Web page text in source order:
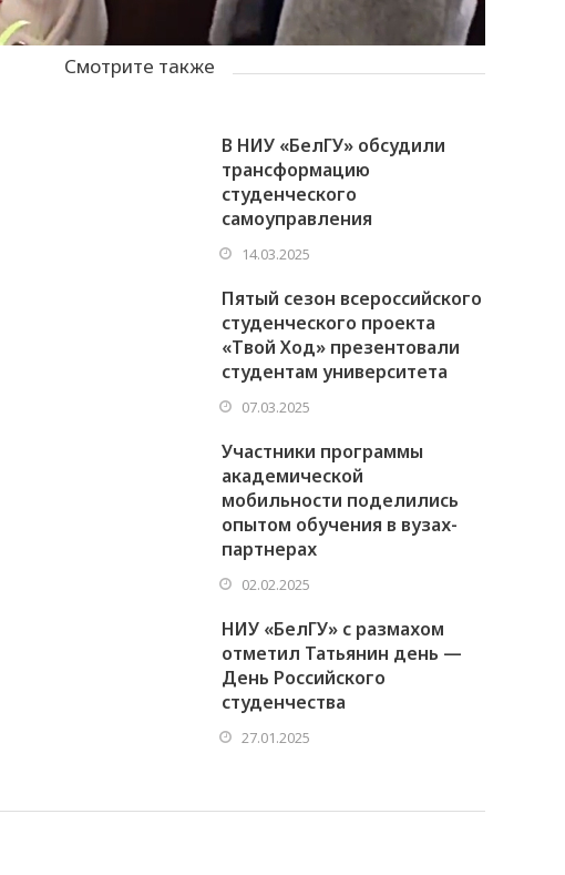
Смотрите также
В НИУ «БелГУ» обсудили
трансформацию
студенческого
самоуправления
14.03.2025
Пятый сезон всероссийского
студенческого проекта
«Твой Ход» презентовали
студентам университета
07.03.2025
Участники программы
академической
мобильности поделились
опытом обучения в вузах-
партнерах
02.02.2025
НИУ «БелГУ» с размахом
отметил Татьянин день —
День Российского
студенчества
27.01.2025